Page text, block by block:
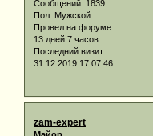
Сообщений: 1839
Пол: Мужской
Провел на форуме:
13 дней 7 часов
Последний визит:
31.12.2019 17:07:46
zam-expert